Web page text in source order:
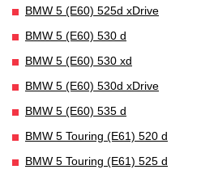
BMW 5 (E60) 525d xDrive
BMW 5 (E60) 530 d
BMW 5 (E60) 530 xd
BMW 5 (E60) 530d xDrive
BMW 5 (E60) 535 d
BMW 5 Touring (E61) 520 d
BMW 5 Touring (E61) 525 d